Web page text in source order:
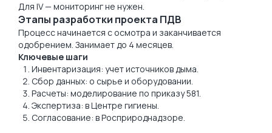
Для IV — мониторинг не нужен.
Этапы разработки проекта ПДВ
Процесс начинается с осмотра и заканчивается
одобрением. Занимает до 4 месяцев.
Ключевые шаги
Инвентаризация: учет источников дыма.
Сбор данных: о сырье и оборудовании.
Расчеты: моделирование по приказу 581.
Экспертиза: в Центре гигиены.
Согласование: в Росприроднадзоре.